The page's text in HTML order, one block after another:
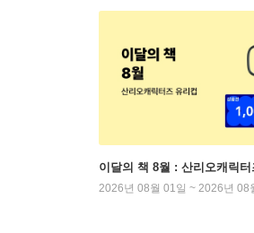
이달의 책 8월 : 산리오캐릭터
2026년 08월 01일 ~ 2026년 08